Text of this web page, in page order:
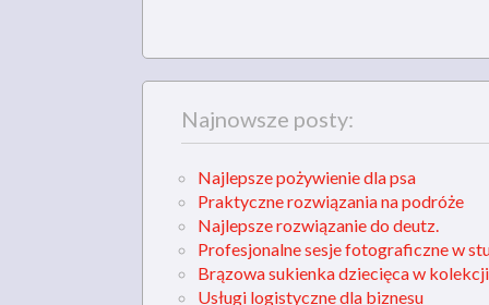
Najnowsze posty:
Najlepsze pożywienie dla psa
Praktyczne rozwiązania na podróże
Najlepsze rozwiązanie do deutz.
Profesjonalne sesje fotograficzne w
Brązowa sukienka dziecięca w
Usługi logistyczne dla biznesu